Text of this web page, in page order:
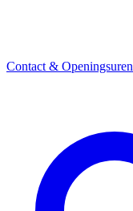
Contact & Openingsuren